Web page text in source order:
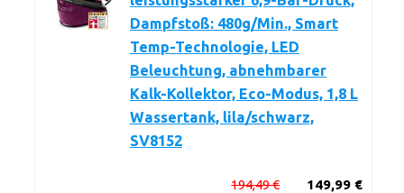
Dampfstoß: 480g/Min., Smart
Temp-Technologie, LED
Beleuchtung, abnehmbarer
Kalk-Kollektor, Eco-Modus, 1,8 L
Wassertank, lila/schwarz,
SV8152
149,99 €
194,49 €